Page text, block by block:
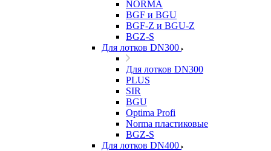
NORMA
BGF и BGU
BGF-Z и BGU-Z
BGZ-S
Для лотков DN300
Для лотков DN300
PLUS
SIR
BGU
Optima Profi
Norma пластиковые
BGZ-S
Для лотков DN400